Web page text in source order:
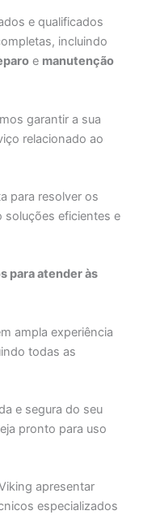
e qualificados
incluindo
e manutenção
garantir a sua
relacionado ao
para resolver os
soluções eficientes e
para atender às
ampla experiência
todas as
e segura do seu
pronto para uso
apresentar
especializados